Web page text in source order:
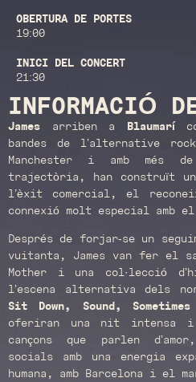
OBERTURA DE PORTES
19:00
INICI DEL CONCERT
21:30
INFORMACIÓ
James arriben a Blaumarí
bandes de l’alternative
Manchester i amb més
trajectòria, han construït
l’èxit comercial, el
connexió molt especial amb
Després de forjar-se un
vuitanta, James van fer el
Mother i una col·lecció
l’escena alternativa dels
Sit Down, Sound,
oferiran una nit intensa i
cançons que parlen
socials amb una energia
humana, amb Barcelona i el